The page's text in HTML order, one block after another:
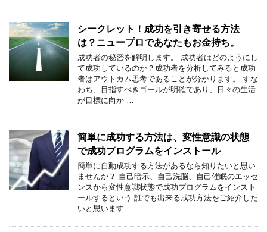
シークレット！成功を引き寄せる方法
は？ニュープロであなたもお金持ち。
成功者の秘密を解明します。 成功者はどのようにし
て成功しているのか？成功者を分析してみると成功
者はアウトカム思考であることが分かります。 すな
わち、目指すべきゴールが明確であり、日々の生活
が目標に向か …
簡単に成功する方法は、変性意識の状態
で成功プログラムをインストール
簡単に自動成功する方法があるなら知りたいと思い
ませんか？ 自己暗示、自己洗脳、自己催眠のエッセ
ンスから変性意識状態で成功プログラムをインスト
ールするという 誰でも出来る成功方法をご紹介した
いと思います …